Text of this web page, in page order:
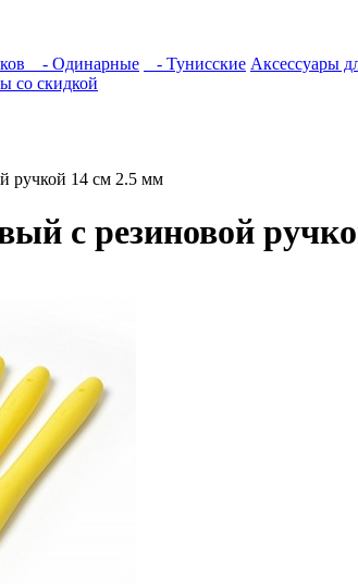
- Одинарные - Тунисские Аксессуары
со скидкой
ручкой 14 см 2.5 мм
с резиновой